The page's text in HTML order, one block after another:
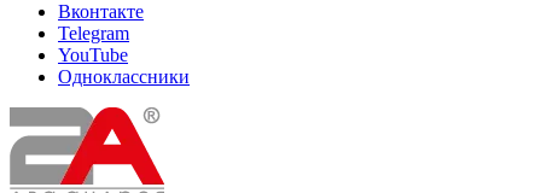
Вконтакте
Telegram
YouTube
Одноклассники